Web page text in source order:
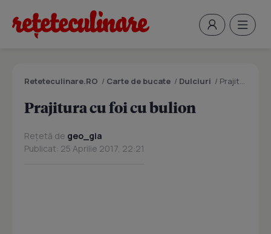
Reteteculinare.RO / Carte de bucate / Dulciuri / Prajitura cu foi cu bulion
Prajitura cu foi cu bulion
Rețetă de geo_gia
Publicat: 25 Aprilie 2017, 22:21